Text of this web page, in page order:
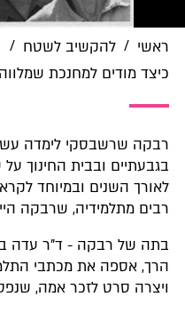
ראשי / להקשיב לשטח /
כיצד מודים למחנכת
רבקה שרשבסקי לימדה
בגבעתיים ובבית החינוך
רבים מתלמידיה, שרבקה
בתה של רבקה - ד"ר עדה
הרך, אספה את מכתבי
ויצרה סרט לזכר אמה,